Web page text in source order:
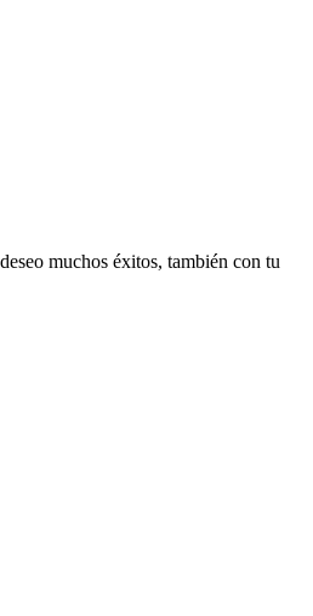
muchos éxitos, también con tu